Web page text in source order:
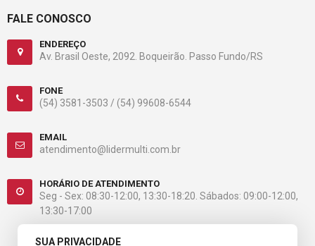
FALE CONOSCO
ENDEREÇO
Av. Brasil Oeste, 2092. Boqueirão. Passo Fundo/RS
FONE
(54) 3581-3503 / (54) 99608-6544
EMAIL
atendimento@lidermulti.com.br
HORÁRIO DE ATENDIMENTO
Seg - Sex: 08:30-12:00, 13:30-18:20. Sábados: 09:00-12:00,
13:30-17:00
SUA PRIVACIDADE